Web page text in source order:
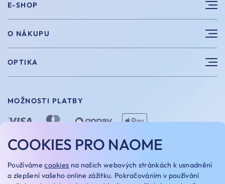
E-SHOP
Sluneční brýle
Sportovní brýle
Vintage brýle
Doplňky
Dárkové poukazy
O NÁKUPU
Výhody nákupu u nás
Velikosti
Vrácení a výměna
Doprava a platba
Naome+
OPTIKA
O nás
Naše optiky
MOŽNOSTI PLATBY
MOŽNOSTI DOPRAVY
COOKIES PRO NAOME
Používámecookies na našich webových stránkách k usnadnění
a zlepšení vašeho online zážitku. Pokračováním v používání